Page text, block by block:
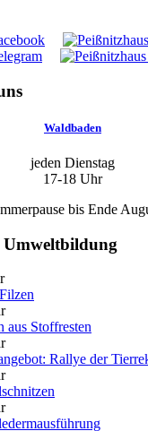
Waldbaden
jeden Dienstag
17-18 Uhr
bis Ende
Umweltbildung
aus Stoffresten
Rallye der